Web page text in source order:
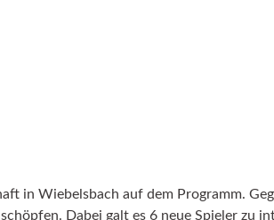
in Wiebelsbach auf dem Programm.
Dabei galt es 6 neue Spieler zu